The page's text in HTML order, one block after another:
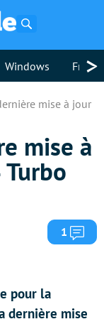
Windows >
mise à jour
mise à
1
pour la
dernière mise